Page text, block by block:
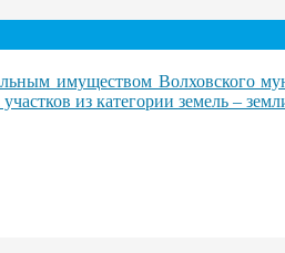
имуществом Волховского
из категории земель –